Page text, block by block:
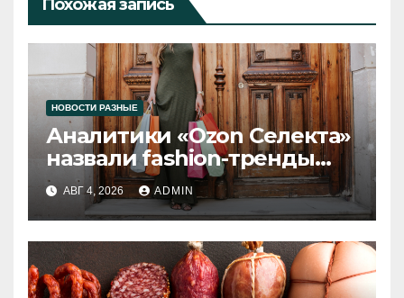
Похожая запись
НОВОСТИ РАЗНЫЕ
Аналитики «Ozon Селекта»
назвали fashion-тренды
2026 года
АВГ 4, 2026 ADMIN